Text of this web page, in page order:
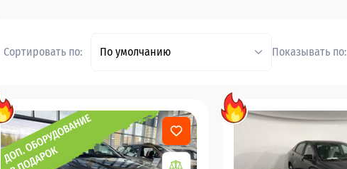
Сортировать по: По умолчанию Показывать по: